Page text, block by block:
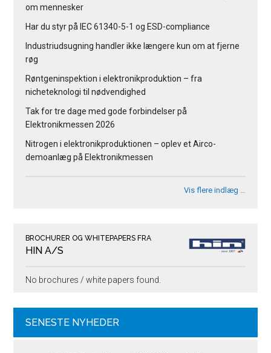
om mennesker
Har du styr på IEC 61340-5-1 og ESD-compliance
Industriudsugning handler ikke længere kun om at fjerne
røg
Røntgeninspektion i elektronikproduktion – fra
nicheteknologi til nødvendighed
Tak for tre dage med gode forbindelser på
Elektronikmessen 2026
Nitrogen i elektronikproduktionen – oplev et Airco-
demoanlæg på Elektronikmessen
Vis flere indlæg …
BROCHURER OG WHITEPAPERS FRA
HIN A/S
No brochures / white papers found.
SENESTE NYHEDER